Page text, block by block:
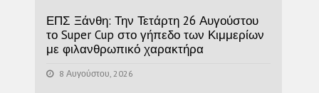
ΕΠΣ Ξάνθη: Την Τετάρτη 26 Αυγούστου
το Super Cup στο γήπεδο των Κιμμερίων
με φιλανθρωπικό χαρακτήρα
8 Αυγούστου, 2026